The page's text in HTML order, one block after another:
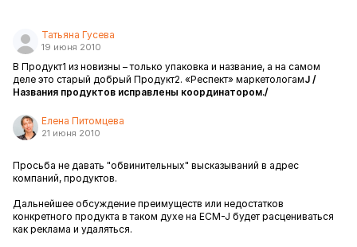
Татьяна Гусева
19 июня 2010
В Продукт1 из новизны – только упаковка и название, а на самом
деле это старый добрый Продукт2. «Респект» маркетологамJ /
Названия продуктов исправлены координатором./
Елена Питомцева
21 июня 2010
Просьба не давать "обвинительных" высказываний в адрес
компаний, продуктов.
Дальнейшее обсуждение преимуществ или недостатков
конкретного продукта в таком духе на ECM-J будет расцениваться
как реклама и удаляться.